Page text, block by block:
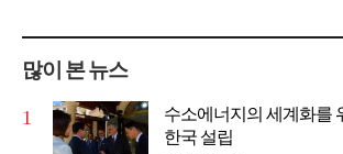
많이 본 뉴스
수소에너지의 세계화를
한국 설립